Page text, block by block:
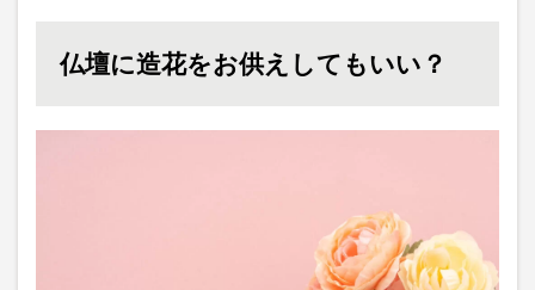
仏壇に造花をお供えしてもいい？